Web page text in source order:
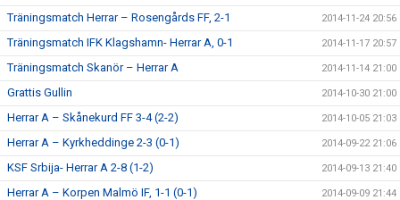
Träningsmatch Herrar – Rosengårds FF, 2-1 2014-11-24 20:56
Träningsmatch IFK Klagshamn- Herrar A, 0-1 2014-11-17 20:57
Träningsmatch Skanör – Herrar A 2014-11-14 21:00
Grattis Gullin 2014-10-30 21:00
Herrar A – Skånekurd FF 3-4 (2-2) 2014-10-05 21:03
Herrar A – Kyrkheddinge 2-3 (0-1) 2014-09-22 21:06
KSF Srbija- Herrar A 2-8 (1-2) 2014-09-13 21:40
Herrar A – Korpen Malmö IF, 1-1 (0-1) 2014-09-09 21:44